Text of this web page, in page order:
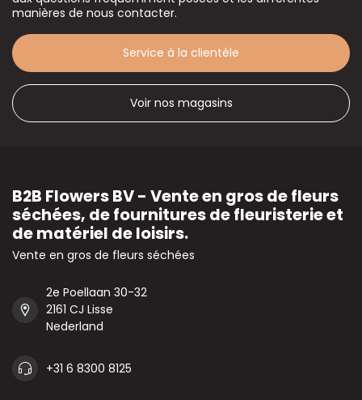
manières de nous contacter.
Service à la clientèle
Voir nos magasins
B2B Flowers BV - Vente en gros de fleurs
séchées, de fournitures de fleuristerie et
de matériel de loisirs.
Vente en gros de fleurs séchées
2e Poellaan 30-32
2161 CJ Lisse
Nederland
+31 6 8300 8125